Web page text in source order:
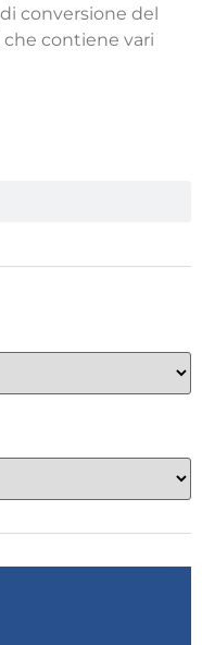
conversione del
contiene vari